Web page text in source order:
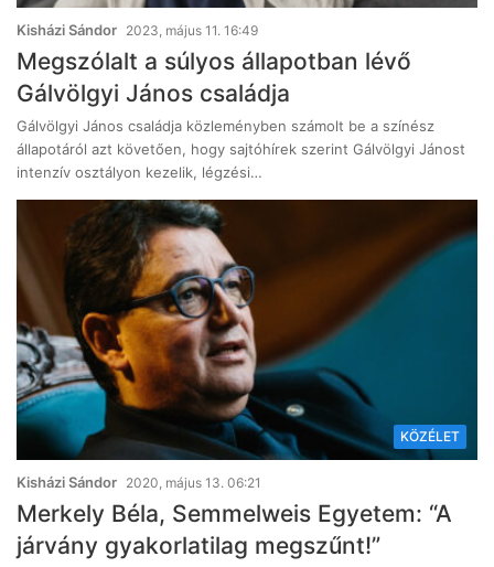
Kisházi Sándor 2023, május 11. 16:49
Megszólalt a súlyos állapotban lévő
Gálvölgyi János családja
Gálvölgyi János családja közleményben számolt be a színész
állapotáról azt követően, hogy sajtóhírek szerint Gálvölgyi Jánost
intenzív osztályon kezelik, légzési…
KÖZÉLET
Kisházi Sándor 2020, május 13. 06:21
Merkely Béla, Semmelweis Egyetem: “A
járvány gyakorlatilag megszűnt!”